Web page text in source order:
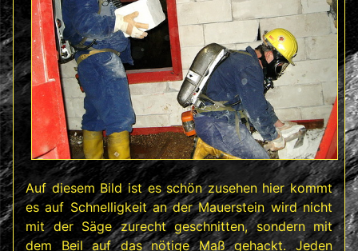
Auf diesem Bild ist es schön zusehen hier kommt
es auf Schnelligkeit an der Mauerstein wird nicht
mit der Säge zurecht geschnitten, sondern mit
dem Beil auf das nötige Maß gehackt. Jeden